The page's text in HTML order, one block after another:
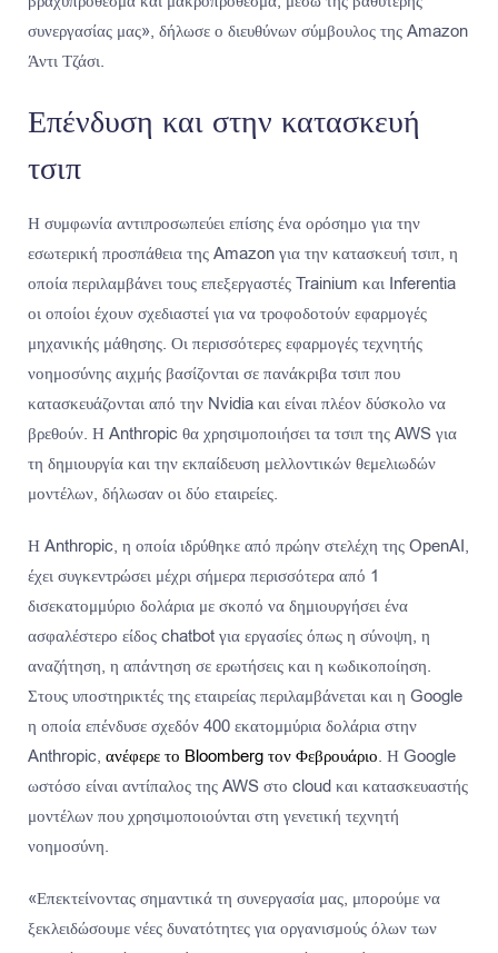
συνεργασίας μας», δήλωσε ο διευθύνων σύμβουλος της Amazon
Άντι Τζάσι.
Επένδυση και στην κατασκευή
τσιπ
Η συμφωνία αντιπροσωπεύει επίσης ένα ορόσημο για την
εσωτερική προσπάθεια της Amazon για την κατασκευή τσιπ, η
οποία περιλαμβάνει τους επεξεργαστές Trainium και Inferentia
οι οποίοι έχουν σχεδιαστεί για να τροφοδοτούν εφαρμογές
μηχανικής μάθησης. Οι περισσότερες εφαρμογές τεχνητής
νοημοσύνης αιχμής βασίζονται σε πανάκριβα τσιπ που
κατασκευάζονται από την Nvidia και είναι πλέον δύσκολο να
βρεθούν. Η Anthropic θα χρησιμοποιήσει τα τσιπ της AWS για
τη δημιουργία και την εκπαίδευση μελλοντικών θεμελιωδών
μοντέλων, δήλωσαν οι δύο εταιρείες.
Η Anthropic, η οποία ιδρύθηκε από πρώην στελέχη της OpenAI,
έχει συγκεντρώσει μέχρι σήμερα περισσότερα από 1
δισεκατομμύριο δολάρια με σκοπό να δημιουργήσει ένα
ασφαλέστερο είδος chatbot για εργασίες όπως η σύνοψη, η
αναζήτηση, η απάντηση σε ερωτήσεις και η κωδικοποίηση.
Στους υποστηρικτές της εταιρείας περιλαμβάνεται και η Google
η οποία επένδυσε σχεδόν 400 εκατομμύρια δολάρια στην
Anthropic, ανέφερε το Bloomberg τον Φεβρουάριο. Η Google
ωστόσο είναι αντίπαλος της AWS στο cloud και κατασκευαστής
μοντέλων που χρησιμοποιούνται στη γενετική τεχνητή
νοημοσύνη.
«Επεκτείνοντας σημαντικά τη συνεργασία μας, μπορούμε να
ξεκλειδώσουμε νέες δυνατότητες για οργανισμούς όλων των